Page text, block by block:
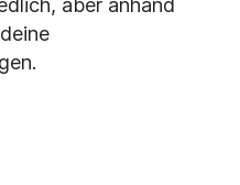
aber anhand